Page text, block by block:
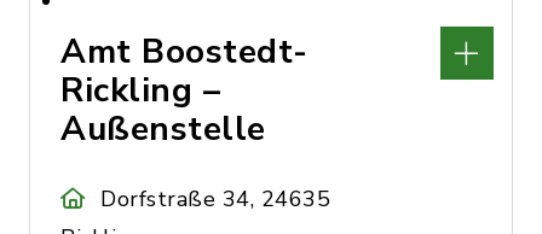
Amt Boostedt-
Rickling –
Außenstelle
Dorfstraße 34, 24635